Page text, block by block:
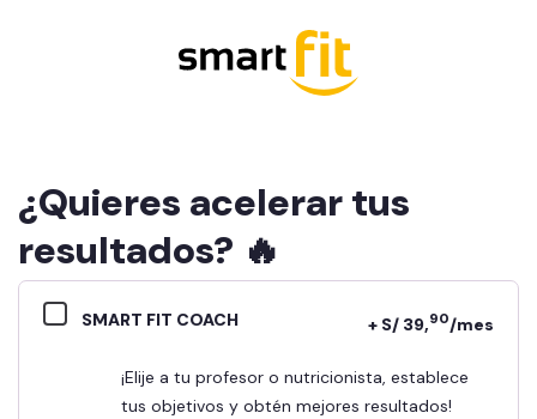
¿Quieres acelerar tus
resultados? 🔥
SMART FIT COACH + S/ 39,90/mes
¡Elije a tu profesor o nutricionista, establece
tus objetivos y obtén mejores resultados!